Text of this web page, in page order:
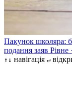
Пакунок школяра:
подання заяв Рівне
↑↓ навігація ↵